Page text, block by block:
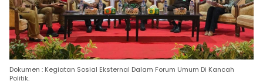
Dokumen : Kegiatan Sosial Eksternal Dalam Forum Umum Di Kancah
Politik.